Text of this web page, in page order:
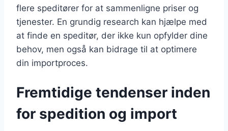
flere speditører for at sammenligne priser og
tjenester. En grundig research kan hjælpe med
at finde en speditør, der ikke kun opfylder dine
behov, men også kan bidrage til at optimere
din importproces.
Fremtidige tendenser inden
for spedition og import